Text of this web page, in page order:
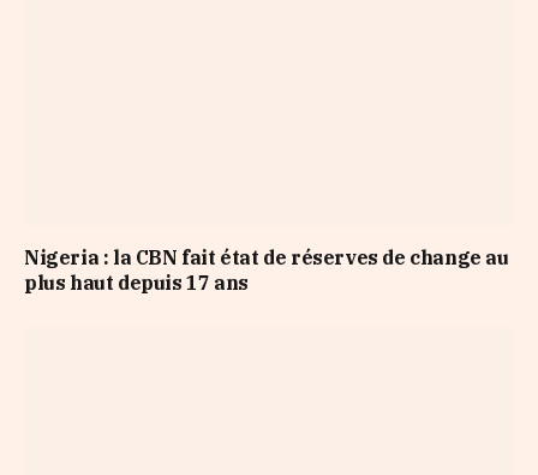
Nigeria : la CBN fait état de réserves de change au
plus haut depuis 17 ans